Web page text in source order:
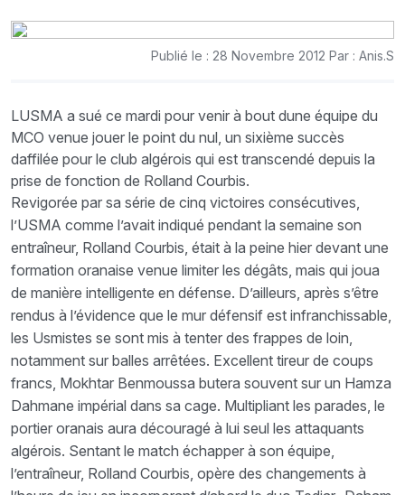
Publié le : 28 Novembre 2012 Par : Anis.S
LUSMA a sué ce mardi pour venir à bout dune équipe du
MCO venue jouer le point du nul, un sixième succès
daffilée pour le club algérois qui est transcendé depuis la
prise de fonction de Rolland Courbis.
Revigorée par sa série de cinq victoires consécutives,
l’USMA comme l’avait indiqué pendant la semaine son
entraîneur, Rolland Courbis, était à la peine hier devant une
formation oranaise venue limiter les dégâts, mais qui joua
de manière intelligente en défense. D’ailleurs, après s’être
rendus à l’évidence que le mur défensif est infranchissable,
les Usmistes se sont mis à tenter des frappes de loin,
notamment sur balles arrêtées. Excellent tireur de coups
francs, Mokhtar Benmoussa butera souvent sur un Hamza
Dahmane impérial dans sa cage. Multipliant les parades, le
portier oranais aura découragé à lui seul les attaquants
algérois. Sentant le match échapper à son équipe,
l’entraîneur, Rolland Courbis, opère des changements à